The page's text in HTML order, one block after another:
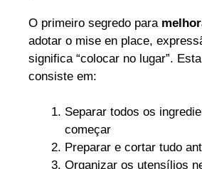
O primeiro segredo para
adotar o mise en place,
significa “colocar no lugar”.
consiste em:
Separar todos os
começar
Preparar e cortar tudo
Organizar os utensílios